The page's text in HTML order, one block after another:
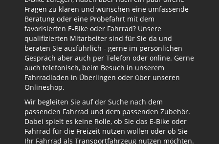
Fragen zu klären und wünschen eine umfassende
Beratung oder eine Probefahrt mit dem
favorisierten E-Bike oder Fahrrad? Unsere
qualifizierten Mitarbeiter sind für Sie da und
beraten Sie ausführlich - gerne im persönlichen
Gespräch aber auch per Telefon oder online. Gerne
auch telefonisch, beim Besuch in unserem
Fahrradladen in Überlingen oder über unseren
Onlineshop.
Wir begleiten Sie auf der Suche nach dem
passenden Fahrrad und dem passenden Zubehör.
Dabei spielt es keine Rolle, ob Sie das E-Bike oder
Fahrrad für die Freizeit nutzen wollen oder ob Sie
Ihr Fahrrad als Transportfahrzeug nutzen möchten.